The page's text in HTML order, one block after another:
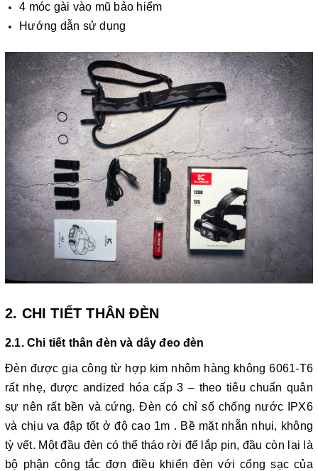
4 móc gài vào mũ bảo hiểm
Hướng dẫn sử dụng
2. CHI TIẾT THÂN ĐÈN
2.1. Chi tiết thân đèn và dây đeo đèn
Đèn được gia công từ hợp kim nhôm hàng không 6061-T6
rất nhẹ, được andized hóa cấp 3 – theo tiêu chuẩn quân
sự nên rất bền và cứng. Đèn có chỉ số chống nước IPX6
và chịu va đập tốt ở độ cao 1m . Bề mặt nhẵn nhụi, không
tỳ vết. Một đầu đèn có thể tháo rời để lắp pin, đầu còn lại là
bộ phận công tắc đơn điều khiển đèn với cổng sạc của